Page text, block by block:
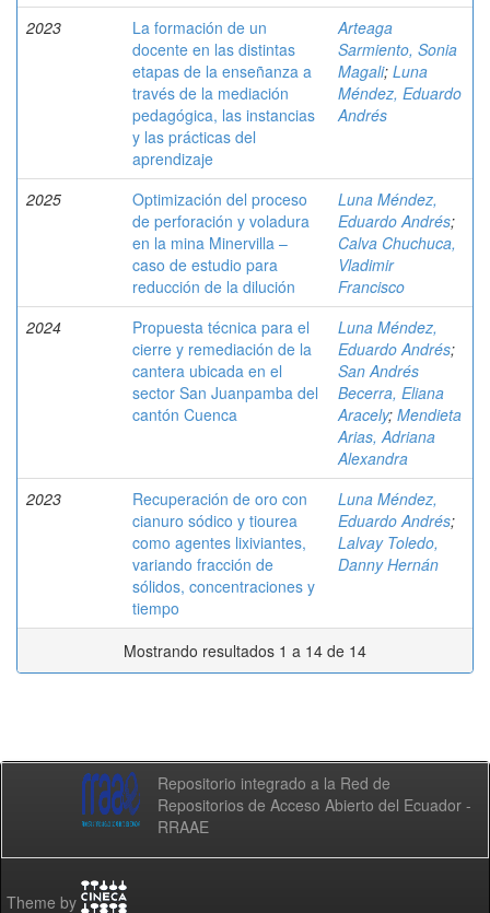
2023
La formación de un
docente en las distintas
etapas de la enseñanza a
través de la mediación
pedagógica, las instancias
y las prácticas del
aprendizaje
Arteaga
Sarmiento, Sonia
Magali; Luna
Méndez, Eduardo
Andrés
2025
Optimización del proceso
de perforación y voladura
en la mina Minervilla –
caso de estudio para
reducción de la dilución
Luna Méndez,
Eduardo Andrés;
Calva Chuchuca,
Vladimir
Francisco
2024
Propuesta técnica para el
cierre y remediación de la
cantera ubicada en el
sector San Juanpamba del
cantón Cuenca
Luna Méndez,
Eduardo Andrés;
San Andrés
Becerra, Eliana
Aracely; Mendieta
Arias, Adriana
Alexandra
2023
Recuperación de oro con
cianuro sódico y tiourea
como agentes lixiviantes,
variando fracción de
sólidos, concentraciones y
tiempo
Luna Méndez,
Eduardo Andrés;
Lalvay Toledo,
Danny Hernán
Mostrando resultados 1 a 14 de 14
Repositorio integrado a la Red de
Repositorios de Acceso Abierto del Ecuador -
RRAAE
Theme by